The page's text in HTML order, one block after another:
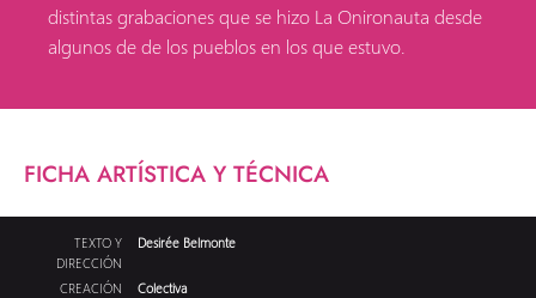
distintas grabaciones que se hizo La Onironauta desde
algunos de de los pueblos en los que estuvo.
FICHA ARTÍSTICA Y TÉCNICA
TEXTO Y
DIRECCIÓN
Desirée Belmonte
CREACIÓN
Colectiva